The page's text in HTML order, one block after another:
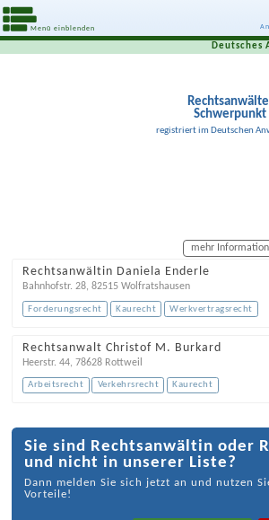
Menü einblenden
Deutsches
Schwerpunkt
registriert im Deutschen
mehr
Rechtsanwältin Daniela Enderle
Bahnhofstr. 28, 82515 Wolfratshausen
Forderungsrecht Kaurecht Werkvertragsrecht
Rechtsanwalt Christof M. Burkard
Heerstr. 44, 78628 Rottweil
Arbeitsrecht Verkehrsrecht Kaurecht
Sie sind Rechtsanwältin oder
und nicht in unserer Liste?
Dann melden Sie sich jetzt an und nutzen
Vorteile!